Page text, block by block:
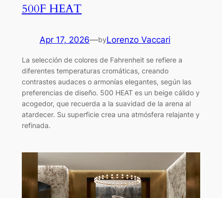
500F HEAT
Apr 17, 2026—byLorenzo Vaccari
La selección de colores de Fahrenheit se refiere a
diferentes temperaturas cromáticas, creando
contrastes audaces o armonías elegantes, según las
preferencias de diseño. 500 HEAT es un beige cálido y
acogedor, que recuerda a la suavidad de la arena al
atardecer. Su superficie crea una atmósfera relajante y
refinada.